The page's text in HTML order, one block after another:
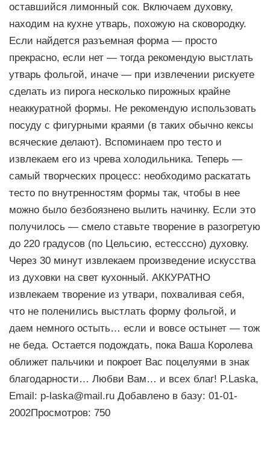
оставшийся лимонный сок. Включаем духовку,
находим на кухне утварь, похожую на сковородку.
Если найдется разъемная форма — просто
прекрасно, если нет — тогда рекомендую выстлать
утварь фольгой, иначе — при извлечении рискуете
сделать из пирога несколько пирожных крайне
неаккуратной формы. Не рекомендую использовать
посуду с фигурными краями (в таких обычно кексы
всяческие делают). Вспоминаем про тесто и
извлекаем его из чрева холодильника. Теперь —
самый творческих процесс: необходимо раскатать
тесто по внутренностям формы так, чтобы в нее
можно было безбоязнено вылить начинку. Если это
получилось — смело ставьте творение в разогретую
до 220 градусов (по Цельсию, естесссно) духовку.
Через 30 минут извлекаем произведение искусства
из духовки на свет кухонный. АККУРАТНО
извлекаем творение из утвари, похваливая себя,
что не поленились выстлать форму фольгой, и
даем немного остыть… если и вовсе остынет — тож
не беда. Остается подождать, пока Ваша Королева
оближет пальчики и покроет Вас поцелуями в знак
благодарности… Любви Вам… и всех благ! P.Laska,
Email: p-laska@mail.ru Добавлено в базу: 01-01-
2002Просмотров: 750